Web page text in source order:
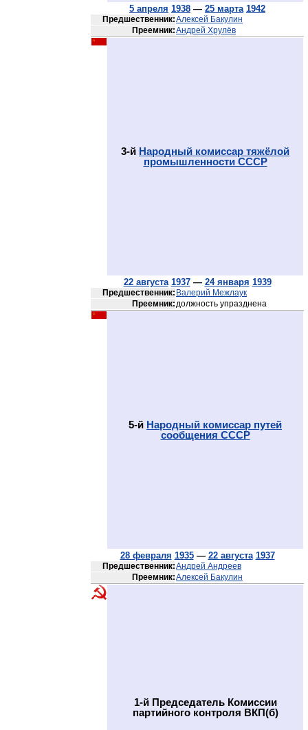
5 апреля 1938 — 25 марта 1942
Предшественник:Алексей Бакулин
Преемник:Андрей Хрулёв
3-й Народный комиссар тяжёлой
промышленности СССР
22 августа 1937— 24 января 1939
Предшественник: Валерий Межлаук
Преемник:должность упразднена
5-й Народный комиссар путей
сообщения СССР
28 февраля 1935— 22 августа 1937
Предшественник:Андрей Андреев
Преемник:Алексей Бакулин
1-й Председатель Комиссии
партийного контроля ВКП(б)